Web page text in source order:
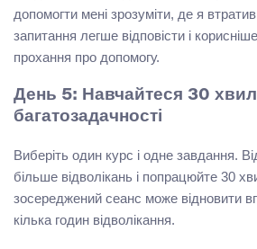
допомогти мені зрозуміти, де я
запитання легше відповісти і
прохання про допомогу.
День 5: Навчайтеся 30
багатозадачності
Виберіть один курс і одне завдання.
більше відволікань і попрацюйте 30
зосереджений сеанс може відновити
кілька годин відволікання.